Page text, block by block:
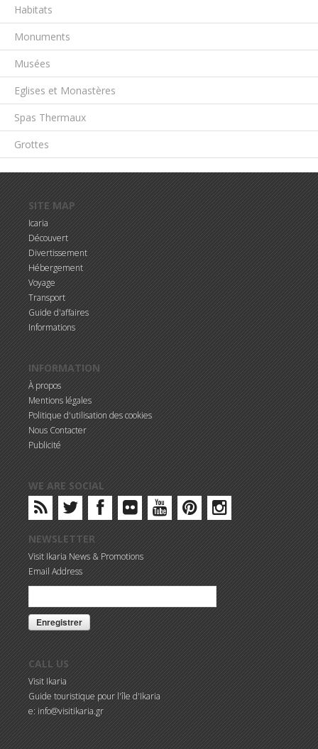
Habitats
Monuments
Musées
Eglises et Monastères
Spas Thermaux
Grottes
SITE MAP
Icaria
Découvert
Divertissement
Hébergement
Voyage
Transport
Guide d'affaires
Informations
INFORMATION
À propos
Mentions légales
Politique d'utilisation des cookies
Nous Contacter
Publicité
WE ARE SOCIAL
NEWSLETTER
Visit Ikaria News & Promotions
Email Address
CALL US
Visit Ikaria
Guide touristique pour l'île d'Ikaria
e: info@visitikaria.gr